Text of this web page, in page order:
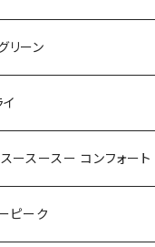
リーン
スースー コンフォート
ピーク